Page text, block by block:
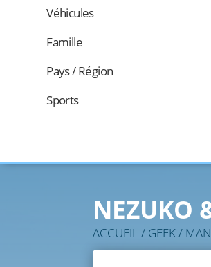
Véhicules
Famille
Pays / Région
Sports
NEZUKO
ACCUEIL / GEEK/